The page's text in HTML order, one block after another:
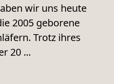
wir uns heute
2005 geborene
Trotz ihres
20 ...